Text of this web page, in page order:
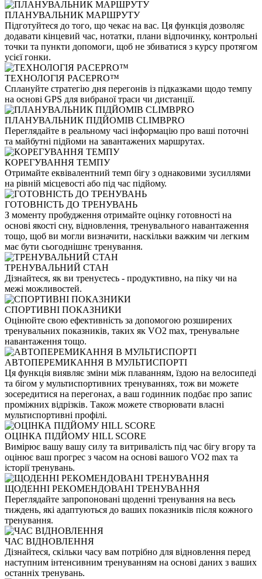
ПЛАНУВАЛЬНИК МАРШРУТУ
Підготуйтеся до того, що чекає на вас. Ця функція дозволяє
додавати кінцевий час, нотатки, плани відпочинку, контрольні
точки та пункти допомоги, щоб не збиватися з курсу протягом
усієї гонки.
ТЕХНОЛОГІЯ PACEPRO™
Сплануйте стратегію дня перегонів із підказками щодо темпу
на основі GPS для вибраної траси чи дистанції.
ПЛАНУВАЛЬНИК ПІДЙОМІВ CLIMBPRO
Переглядайте в реальному часі інформацію про ваші поточні
та майбутні підйоми на завантажених маршрутах.
КОРЕГУВАННЯ ТЕМПУ
Отримайте еквівалентний темп бігу з однаковими зусиллями
на рівній місцевості або під час підйому.
ГОТОВНІСТЬ ДО ТРЕНУВАНЬ
З моменту пробудження отримайте оцінку готовності на
основі якості сну, відновлення, тренувального навантаження
тощо, щоб ви могли визначити, наскільки важким чи легким
має бути сьогоднішнє тренування.
ТРЕНУВАЛЬНИЙ СТАН
Дізнайтеся, як ви тренуєтесь - продуктивно, на піку чи на
межі можливостей.
СПОРТИВНІ ПОКАЗНИКИ
Оцінюйте свою ефективність за допомогою розширених
тренувальних показників, таких як VO2 max, тренувальне
навантаження тощо.
АВТОПЕРЕМИКАННЯ В МУЛЬТИСПОРТІ
Ця функція виявляє зміни між плаванням, їздою на велосипеді
та бігом у мультиспортивних тренуваннях, тож ви можете
зосередитися на перегонах, а ваш годинник подбає про запис
проміжних відрізків. Також можете створювати власні
мультиспортивні профілі.
ОЦІНКА ПІДЙОМУ HILL SCORE
Вимірює вашу вашу силу та витривалість під час бігу вгору та
оцінює ваш прогрес з часом на основі вашого VO2 max та
історії тренувань.
ЩОДЕННІ РЕКОМЕНДОВАНІ ТРЕНУВАННЯ
Переглядайте запропоновані щоденні тренування на весь
тиждень, які адаптуються до ваших показників після кожного
тренування.
ЧАС ВІДНОВЛЕННЯ
Дізнайтеся, скільки часу вам потрібно для відновлення перед
наступним інтенсивним тренуванням на основі даних з ваших
останніх тренувань.